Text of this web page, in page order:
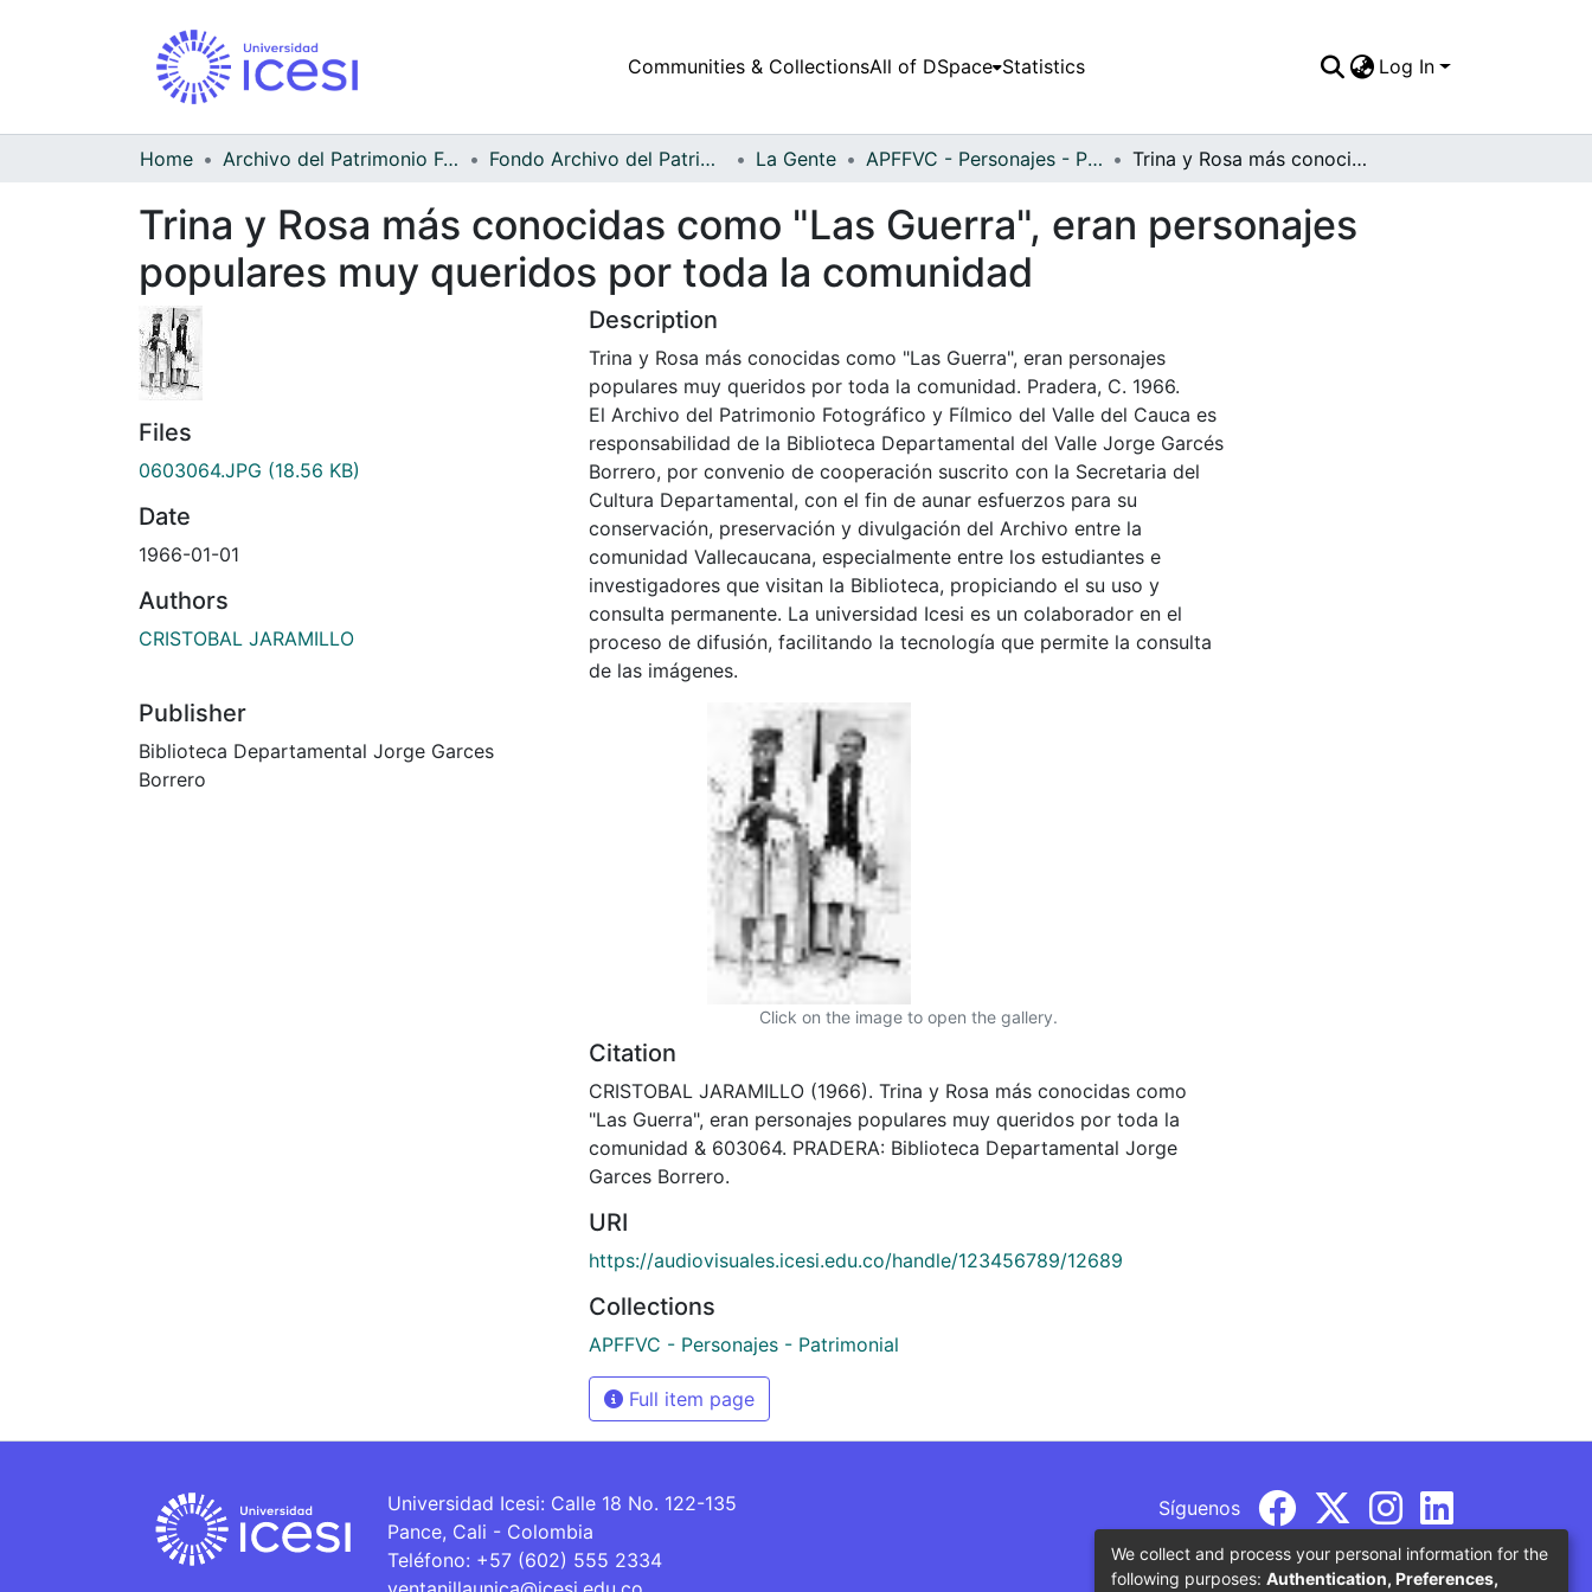
Communities & CollectionsAll of DSpace Statistics Log In
Home Archivo del Patrimonio Fotográfico y Fílmico del Valle del Cauca Fondo Archivo del Patrimonio Fotográfico y Fílmico del Valle del Cauca La Gente APFFVC - Personajes - Patrimonial Trina y Rosa más conocidas como "Las Guerra", eran personajes populares muy queridos por toda la comunidad
Trina y Rosa más conocidas como "Las Guerra", eran personajes
populares muy queridos por toda la comunidad
Files
0603064.JPG (18.56 KB)
Date
1966-01-01
Authors
CRISTOBAL JARAMILLO
Publisher
Biblioteca Departamental Jorge Garces
Borrero
Description
Trina y Rosa más conocidas como "Las Guerra", eran personajes
populares muy queridos por toda la comunidad. Pradera, C. 1966.
El Archivo del Patrimonio Fotográfico y Fílmico del Valle del Cauca es
responsabilidad de la Biblioteca Departamental del Valle Jorge Garcés
Borrero, por convenio de cooperación suscrito con la Secretaria del
Cultura Departamental, con el fin de aunar esfuerzos para su
conservación, preservación y divulgación del Archivo entre la
comunidad Vallecaucana, especialmente entre los estudiantes e
investigadores que visitan la Biblioteca, propiciando el su uso y
consulta permanente. La universidad Icesi es un colaborador en el
proceso de difusión, facilitando la tecnología que permite la consulta
de las imágenes.
Click on the image to open the gallery.
Citation
CRISTOBAL JARAMILLO (1966). Trina y Rosa más conocidas como
"Las Guerra", eran personajes populares muy queridos por toda la
comunidad & 603064. PRADERA: Biblioteca Departamental Jorge
Garces Borrero.
URI
https://audiovisuales.icesi.edu.co/handle/123456789/12689
Collections
APFFVC - Personajes - Patrimonial
Full item page
Universidad Icesi: Calle 18 No. 122-135
Pance, Cali - Colombia
Teléfono: +57 (602) 555 2334
Síguenos
We collect and process your personal information for the
following purposes: Authentication, Preferences,